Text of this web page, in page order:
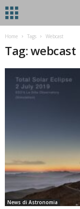
Home Tags Webcast
Tag: webcast
News di Astronomia